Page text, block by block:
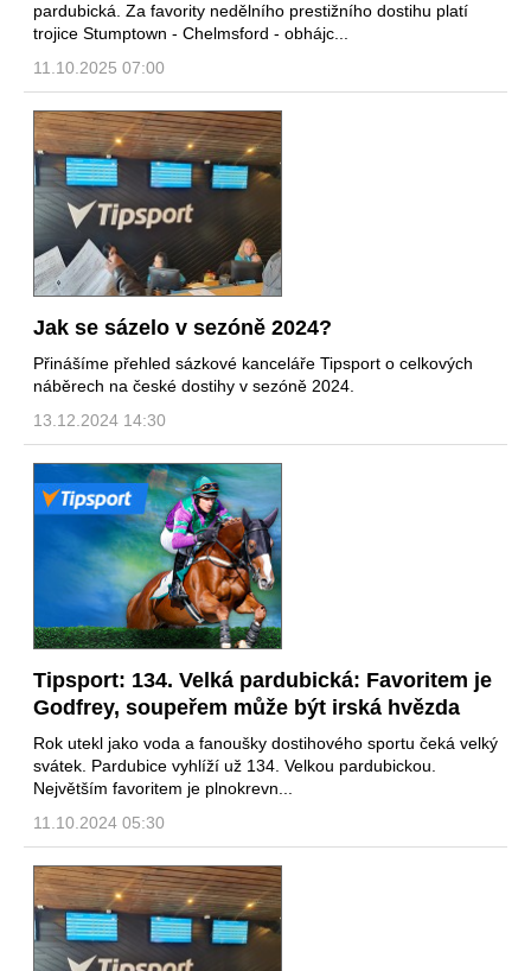
pardubická. Za favority nedělního prestižního dostihu platí
trojice Stumptown - Chelmsford - obhájc...
11.10.2025 07:00
Jak se sázelo v sezóně 2024?
Přinášíme přehled sázkové kanceláře Tipsport o celkových
náběrech na české dostihy v sezóně 2024.
13.12.2024 14:30
Tipsport: 134. Velká pardubická: Favoritem je
Godfrey, soupeřem může být irská hvězda
Rok utekl jako voda a fanoušky dostihového sportu čeká velký
svátek. Pardubice vyhlíží už 134. Velkou pardubickou.
Největším favoritem je plnokrevn...
11.10.2024 05:30